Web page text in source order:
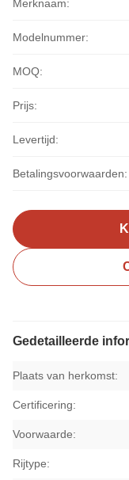
Merknaam:
Modelnummer:
MOQ:
Prijs:
Levertijd:
Betalingsvoorwaarden:
Gedetailleerde
Plaats van herkomst:
Certificering:
Voorwaarde:
Rijtype: